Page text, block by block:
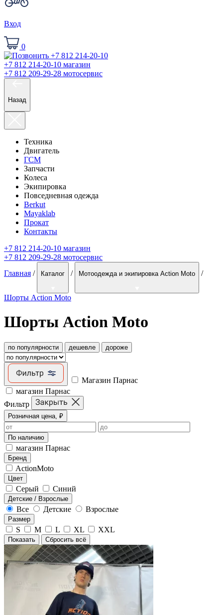
Вход
0
+7 812 214-20-10 магазин
+7 812 209-29-28 мотосервис
Назад
Техника
Двигатель
ГСМ
Запчасти
Колеса
Экипировка
Повседневная одежда
Berkut
Mayaklab
Прокат
Контакты
+7 812 214-20-10 магазин
+7 812 209-29-28 мотосервис
Главная / Каталог / Мотоодежда и экипировка Action Moto /
Шорты Action Moto
Шорты Action Moto
по популярности дешевле дороже
Магазин Парнас
магазин Парнас
Фильтр
Розничная цена, ₽
По наличию
магазин Парнас
Бренд
ActionMoto
Цвет
Серый Синий
Детские / Взрослые
Все Детские Взрослые
Размер
S M L XL XXL
Показать Сбросить всё